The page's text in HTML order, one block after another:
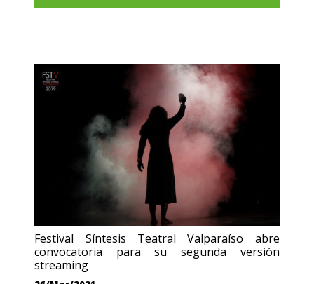
Festival Síntesis Teatral Valparaíso abre
convocatoria para su segunda versión
streaming